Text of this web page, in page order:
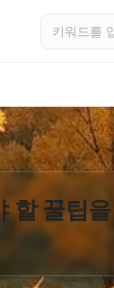
할 꿀팁